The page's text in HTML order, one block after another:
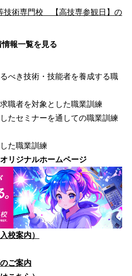
技術専門校 【高技専参観日】の
情報一覧を見る
べき技術・技能者を養成する職
職者を対象とした職業訓練
たセミナーを通しての職業訓練
た職業訓練
リジナルホームページ
校案内）
ご案内